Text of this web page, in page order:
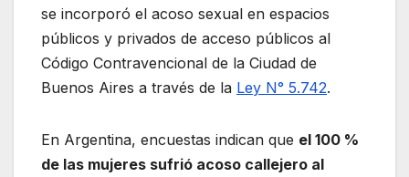
se incorporó el acoso sexual en espacios
públicos y privados de acceso públicos al
Código Contravencional de la Ciudad de
Buenos Aires a través de la Ley N° 5.742.
En Argentina, encuestas indican que el 100 %
de las mujeres sufrió acoso callejero al